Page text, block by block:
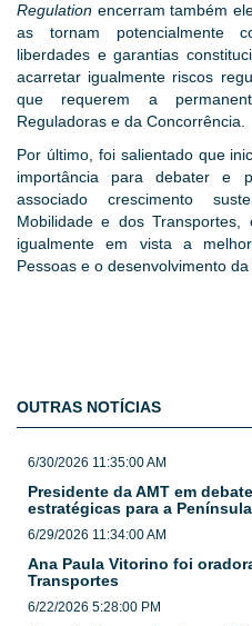
Regulation encerram também
as tornam potencialmente
liberdades e garantias
acarretar igualmente riscos
que requerem a
Reguladoras e da Concorrência.
Por último, foi salientado que
importância para debater e
associado crescimento
Mobilidade e dos
igualmente em vista a
Pessoas e o desenvolvimento
OUTRAS NOTÍCIAS
6/30/2026 11:35:00 AM
Presidente da AMT em
estratégicas para a
6/29/2026 11:34:00 AM
Ana Paula Vitorino foi
Transportes
6/22/2026 5:28:00 PM